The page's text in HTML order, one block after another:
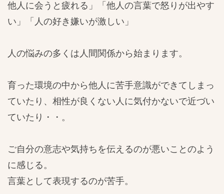
他人に会うと疲れる」「他人の言葉で怒りが出やす
い」「人の好き嫌いが激しい」
人の悩みの多くは人間関係から始まります。
育った環境の中から他人に苦手意識ができてしまっ
ていたり、相性が良くない人に気付かないで近づい
ていたり・・。
ご自分の意志や気持ちを伝えるのが悪いことのよう
に感じる。
言葉として表現するのが苦手。